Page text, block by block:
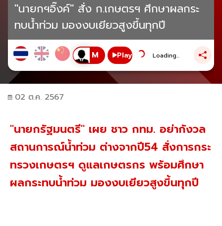
"นายกฯอิ๊งค์" สั่ง ก.เกษตรฯ ศึกษาผลกระ
ทบน้ำท่วม มองงบเยียวสูงขึ้นทุกปี
Play Loading...
02 ต.ค. 2567
"นายกรัฐมนตรี" เผย ชาว กทม. อย่ากังวล
สถานการณ์น้ำท่วม ต่างจากปี54 สั่งการกระ
ทรวงเกษตรฯ ดูแลเกษตรกร พร้อมศึกษา
ผลกระทบน้ำท่วม มองงบเยียวสูงขึ้นทุกปี